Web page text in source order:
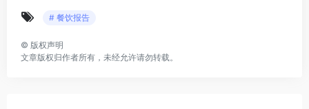
# 餐饮报告
© 版权声明
文章版权归作者所有，未经允许请勿转载。